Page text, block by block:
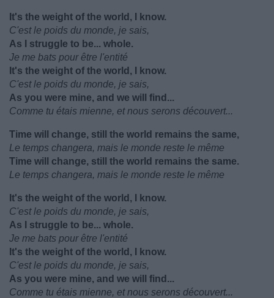
It's the weight of the world, I know.
C'est le poids du monde, je sais,
As I struggle to be... whole.
Je me bats pour être l'entité
It's the weight of the world, I know.
C'est le poids du monde, je sais,
As you were mine, and we will find...
Comme tu étais mienne, et nous serons découvert...
Time will change, still the world remains the same,
Le temps changera, mais le monde reste le même
Time will change, still the world remains the same.
Le temps changera, mais le monde reste le même
It's the weight of the world, I know.
C'est le poids du monde, je sais,
As I struggle to be... whole.
Je me bats pour être l'entité
It's the weight of the world, I know.
C'est le poids du monde, je sais,
As you were mine, and we will find...
Comme tu étais mienne, et nous serons découvert...